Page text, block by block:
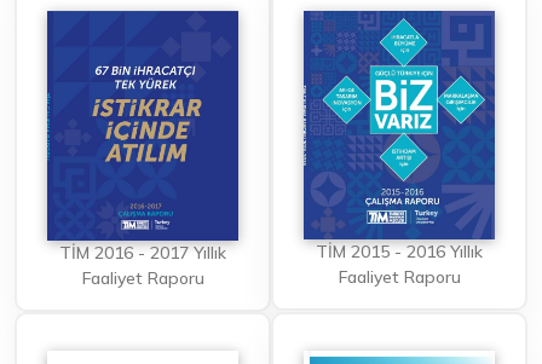
TİM 2016 - 2017 Yıllık
Faaliyet Raporu
TİM 2015 - 2016 Yıllık
Faaliyet Raporu